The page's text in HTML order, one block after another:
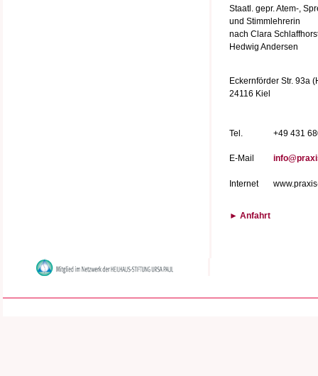
Staatl. gepr. Atem-,
und Stimmlehrerin
nach Clara
Hedwig Andersen
Eckernförder Str. 93a
24116 Kiel
Tel. +49 431
E-Mail
Internet
► Anfahrt